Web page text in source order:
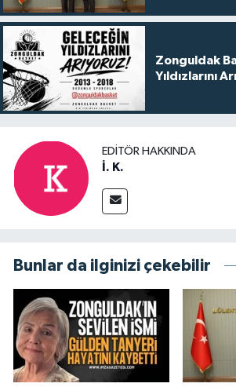
Zonguldak
Yıldızlarını
EDITÖR HAKKINDA
İ. K.
Bunlar da ilginizi çekebilir